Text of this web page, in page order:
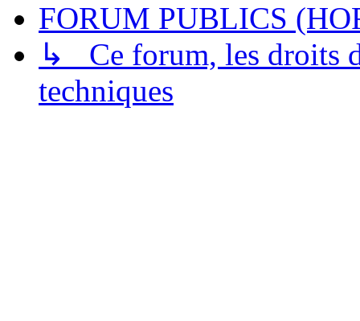
FORUM PUBLICS
↳ Ce forum, les droits
techniques